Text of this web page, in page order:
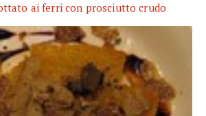
ai ferri con prosciutto crudo